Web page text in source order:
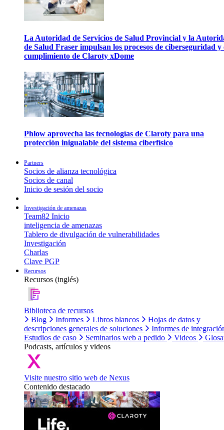
La Autoridad de Servicios de Salud Provincial y la
de Salud Fraser impulsan los procesos de ciberseguridad y
cumplimiento de Claroty xDome
Phlow aprovecha las tecnologías de Claroty para una
protección inigualable del sistema ciberfísico
Partners
Socios de alianza tecnológica
Socios de canal
Inicio de sesión del socio
Investigación de amenazas
Team82 Inicio
inteligencia de amenazas
Tablero de divulgación de vulnerabilidades
Investigación
Charlas
Clave PGP
Recursos
Recursos (inglés)
Biblioteca de recursos
Blog
Informes Libros blancos
Hojas de datos y
descripciones generales de soluciones
Informes de
Estudios de caso
Seminarios web a pedido Videos
Podcasts, artículos y videos
Visite nuestro sitio web de Nexus
Contenido destacado